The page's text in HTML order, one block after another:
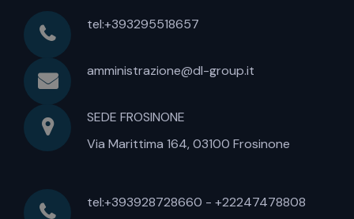
tel:+393295518657
amministrazione@dl-group.it
SEDE FROSINONE
Via Marittima 164, 03100 Frosinone
tel:+393928728660 - +22247478808